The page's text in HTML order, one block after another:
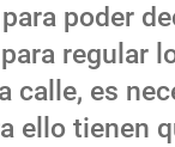
poder
regular
calle, es
ello tienen